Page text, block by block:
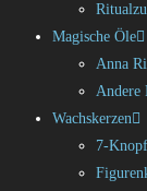
Magische Öle
Anna
Andere
Wachskerzen
7-